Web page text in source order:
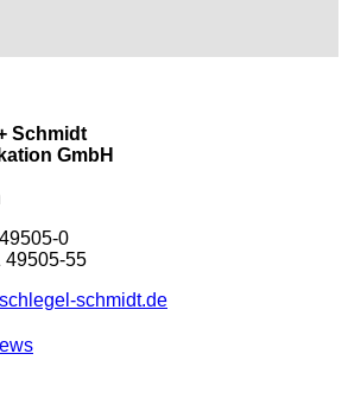
Schmidt
GmbH
0
49505-55
schmidt.de